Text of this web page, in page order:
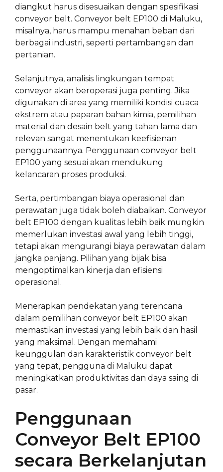
diangkut harus disesuaikan dengan spesifikasi
conveyor belt. Conveyor belt EP100 di Maluku,
misalnya, harus mampu menahan beban dari
berbagai industri, seperti pertambangan dan
pertanian.
Selanjutnya, analisis lingkungan tempat
conveyor akan beroperasi juga penting. Jika
digunakan di area yang memiliki kondisi cuaca
ekstrem atau paparan bahan kimia, pemilihan
material dan desain belt yang tahan lama dan
relevan sangat menentukan keefisienan
penggunaannya. Penggunaan conveyor belt
EP100 yang sesuai akan mendukung
kelancaran proses produksi.
Serta, pertimbangan biaya operasional dan
perawatan juga tidak boleh diabaikan. Conveyor
belt EP100 dengan kualitas lebih baik mungkin
memerlukan investasi awal yang lebih tinggi,
tetapi akan mengurangi biaya perawatan dalam
jangka panjang. Pilihan yang bijak bisa
mengoptimalkan kinerja dan efisiensi
operasional.
Menerapkan pendekatan yang terencana
dalam pemilihan conveyor belt EP100 akan
memastikan investasi yang lebih baik dan hasil
yang maksimal. Dengan memahami
keunggulan dan karakteristik conveyor belt
yang tepat, pengguna di Maluku dapat
meningkatkan produktivitas dan daya saing di
pasar.
Penggunaan
Conveyor Belt EP100
secara Berkelanjutan